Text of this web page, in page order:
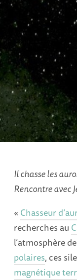
Il chasse les
Rencontre avec
« Chasseur
recherches au
l’atmosphère
polaires, ces
magnétique